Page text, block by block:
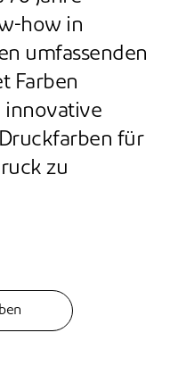
how in
umfassenden
Farben
innovative
für
zu